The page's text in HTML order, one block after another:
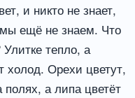
и никто не знает,
мы ещё не знаем. Что
Улитке тепло, а
холод. Орехи цветут,
полях, а липа цветёт